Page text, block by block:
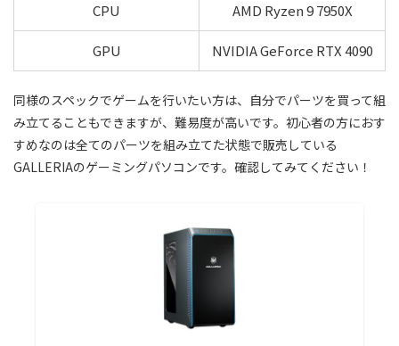
CPU
AMD Ryzen 9 7950X
GPU NVIDIA GeForce RTX 4090
同様のスペックでゲームを行いたい方は、自分でパーツを買って組
み立てることもできますが、難易度が高いです。初心者の方におす
すめなのは全てのパーツを組み立てた状態で販売している
GALLERIAのゲーミングパソコンです。確認してみてください！